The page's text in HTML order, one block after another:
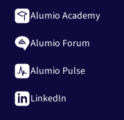
Alumio Academy
Alumio Forum
Alumio Pulse
LinkedIn